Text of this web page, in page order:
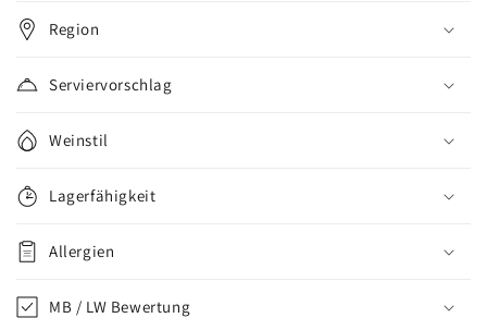
Region
Serviervorschlag
Weinstil
Lagerfähigkeit
Allergien
MB / LW Bewertung